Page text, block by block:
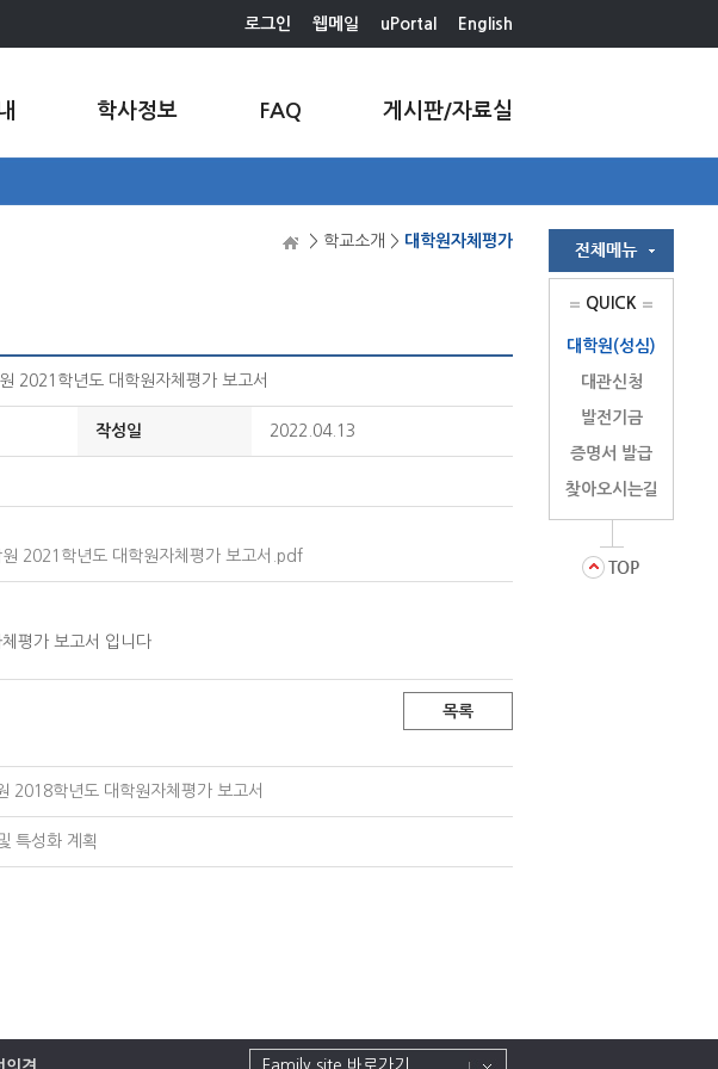
로그인 웹메일 uPortal English
학사정보 FAQ 게시판/자료실
> 학교소개 > 대학원자체평가
2021학년도 대학원자체평가 보고서
작성일 2022.04.13
원 2021학년도 대학원자체평가 보고서.pdf
평가 보고서 입니다
목록
2018학년도 대학원자체평가 보고서
특성화 계획
Family site 바로가기
QUICK
대학원(성심)
대관신청
발전기금
증명서 발급
찾아오시는길